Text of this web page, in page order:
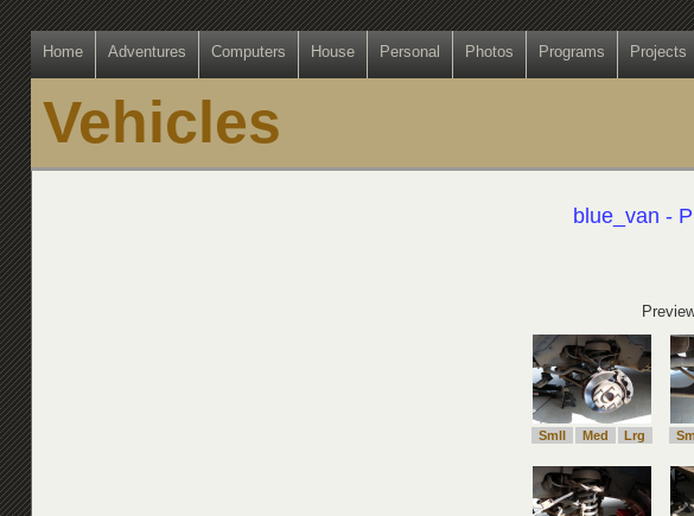
Home Adventures Computers House Personal Photos Programs Projects
Vehicles
blue_van -
Smll Med Lrg